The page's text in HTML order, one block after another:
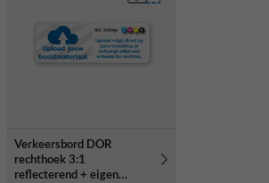
Verkeersbord DOR
rechthoek 3:1
reflecterend + eigen